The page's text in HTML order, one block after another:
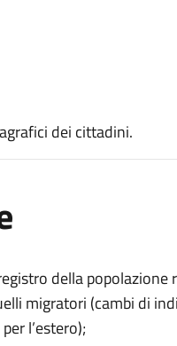
dei cittadini.
della
migratori (cambi di
l’estero);